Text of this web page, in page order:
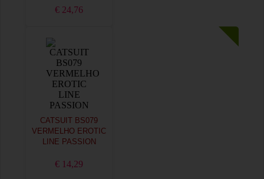
€ 24,76
CATSUIT BS079
VERMELHO EROTIC
LINE PASSION
€ 14,29